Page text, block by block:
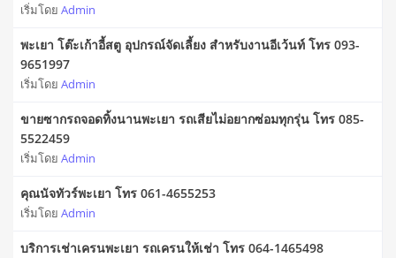
เริ่มโดย Admin
พะเยา โต๊ะเก้าอี้สตู อุปกรณ์จัดเลี้ยง สำหรับงานอีเว้นท์ โทร 093-
9651997
เริ่มโดย Admin
ขายซากรถจอดทิ้งนานพะเยา รถเสียไม่อยากซ่อมทุกรุ่น โทร 085-
5522459
เริ่มโดย Admin
คุณนัจทัวร์พะเยา โทร 061-4655253
เริ่มโดย Admin
บริการเช่าเครนพะเยา รถเครนให้เช่า โทร 064-1465498